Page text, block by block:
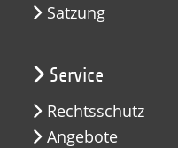
Satzung
Service
Rechtsschutz
Angebote